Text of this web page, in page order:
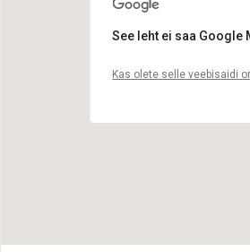
See leht ei saa
Kas olete selle veebisaidi